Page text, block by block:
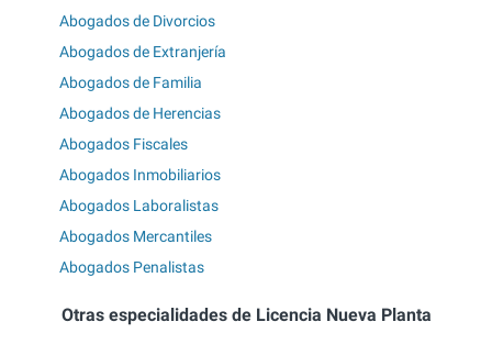
Abogados de Divorcios
Abogados de Extranjería
Abogados de Familia
Abogados de Herencias
Abogados Fiscales
Abogados Inmobiliarios
Abogados Laboralistas
Abogados Mercantiles
Abogados Penalistas
Otras especialidades de Licencia Nueva Planta